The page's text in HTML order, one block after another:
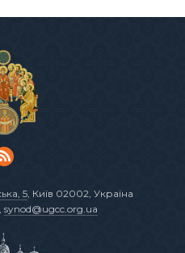
5, Київ 02002, Україна
synod@ugcc.org.ua